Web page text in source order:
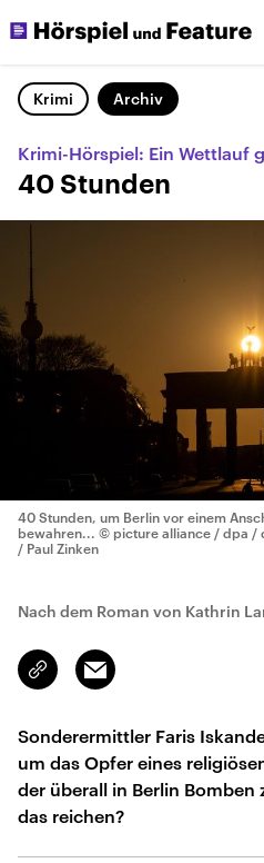
Krimi Archiv
Krimi-Hörspiel: Ein Wettlauf
40 Stunden
40 Stunden, um Berlin vor einem
bewahren... © picture alliance / dpa /
/ Paul Zinken
Nach dem Roman von Kathrin
Link
kopieren/teilen
Email
Sonderermittler Faris
um das Opfer eines
der überall in Berlin
das reichen?